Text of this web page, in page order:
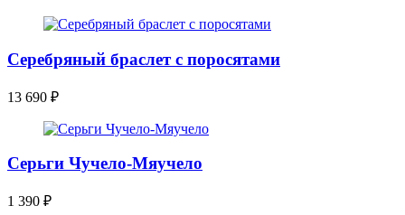
Серебряный браслет с поросятами
13 690 ₽
Серьги Чучело-Мяучело
1 390 ₽